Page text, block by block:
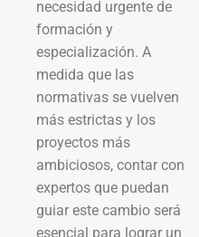
necesidad urgente de
formación y
especialización. A
medida que las
normativas se vuelven
más estrictas y los
proyectos más
ambiciosos, contar con
expertos que puedan
guiar este cambio será
esencial para lograr un